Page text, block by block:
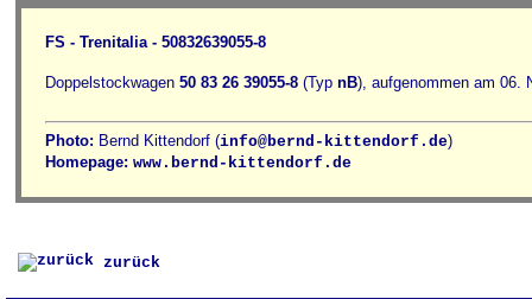
FS - Trenitalia - 50832639055-8
Doppelstockwagen 50 83 26 39055-8 (Typ nB), aufgenommen am 06.
Photo: Bernd Kittendorf (info@bernd-kittendorf.de)
Homepage: www.bernd-kittendorf.de
zurück